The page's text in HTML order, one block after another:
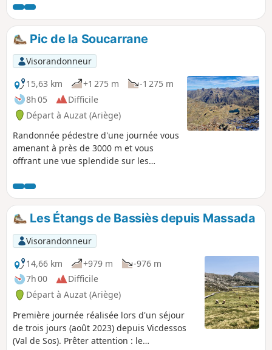
minéraux somptueux qui font oublier
les efforts non négligeables consentis,
tant à la montée qu'à la descente. Au
retour, quelques chevaux de la race de
Mérens et les magnifiques Orris du
Carla concluent agréablement cette
journée.
Pic de la Soucarrane
Visorandonneur
15,63 km
+1 275 m
-1 275 m
8h 05
Difficile
Départ à Auzat (Ariège)
Randonnée pédestre d'une journée vous
amenant à près de 3000 m et vous
offrant une vue splendide sur les
Début de la randonnée en vallée à 1926
m pour monter progressivement
jusqu'au pic à 2902 m. Prévoir la journée
avec pique-nique sur les berges de
l'étang de la Soucarrane très agréable
par beau temps. Attention, certains
passages en crêtes, ne sont pas à
recommander aux personnes sujettes
au vertige
Les Étangs de Bassiès depuis Massada
Visorandonneur
14,66 km
+979 m
-976 m
7h 00
Difficile
Départ à Auzat (Ariège)
Première journée réalisée lors d'un séjour
de trois jours (août 2023) depuis Vicdessos
(Val de Sos). Prêter attention : le